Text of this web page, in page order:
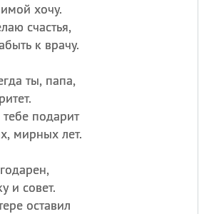
хочу.
счастья,
к врачу.
ты, папа,
тебе подарит
мирных лет.
и совет.
оставил